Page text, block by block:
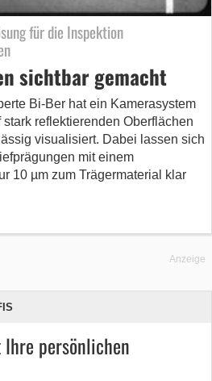
für die Inspektion
sichtbar gemacht
Bi-Ber hat ein Kamerasystem
reflektierenden Oberflächen
visualisiert. Dabei lassen sich
mit einem
10 µm zum Trägermaterial klar
Anzeige
persönlichen